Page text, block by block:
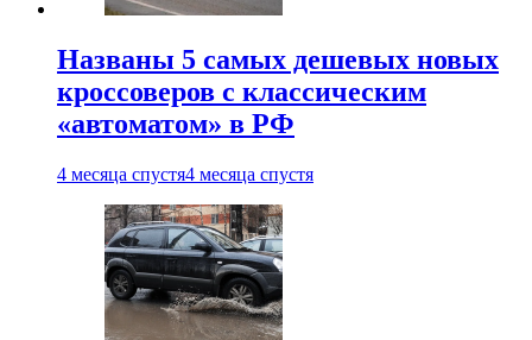
Названы 5 самых дешевых новых
кроссоверов с классическим
«автоматом» в РФ
4 месяца спустя4 месяца спустя